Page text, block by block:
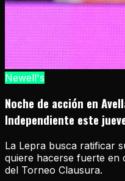
Newell's
Noche de acción en
Independiente este
La Lepra busca ratificar
quiere hacerse fuerte en
del Torneo Clausura.